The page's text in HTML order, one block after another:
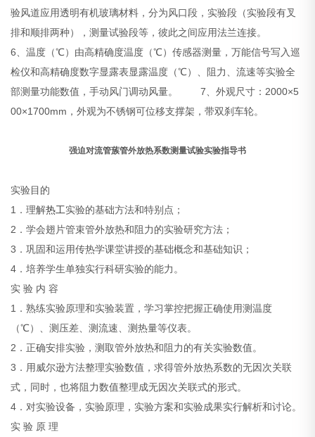
验风道应用透明有机玻璃材料，分为风口段，实验段（实验段有叉
排和顺排两种），测量试验段等，彼此之间应用法兰连接。
6、温度（℃）由高精确度温度（℃）传感器测量，万能信号写入巡
检仪和高精确度数字显露表显露温度（℃）、阻力、流速等实验全
部测量功能数值，手动风门调动风量。
7、外观尺寸：2000×5
00×1700mm，外观为不锈钢可位移支撑架，带双刹车轮。
强迫对流管蔟管外放热系数测量试验实验指导书
实验目的
1．理解热工实验的基础方法和特别点；
2．学会翅片管束管外放热和阻力的实验研究方法；
3．巩固和运用传热学课堂讲授的基础概念和基础知识；
4．培养学生单独实行科研实验的能力。
实 验 内 容
1．熟练实验原理和实验装置，学习掌控把握正确使用测温度
（℃）、测压差、测流速、测热量等仪表。
2．正确安排实验，测取管外放热和阻力的有关实验数值。
3．用威尔逊方法整理实验数值，求得管外放热系数的无因次关联
式，同时，也将阻力数值整理成无因次关联式的形式。
4．对实验设备，实验原理，实验方案和实验成果实行解析和讨论。
实 验 原 理